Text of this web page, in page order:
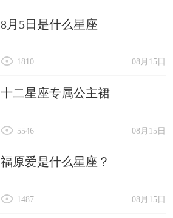
8月5日是什么星座
08月15日
1810
十二星座专属公主裙
08月15日
5546
福原爱是什么星座？
08月15日
1487